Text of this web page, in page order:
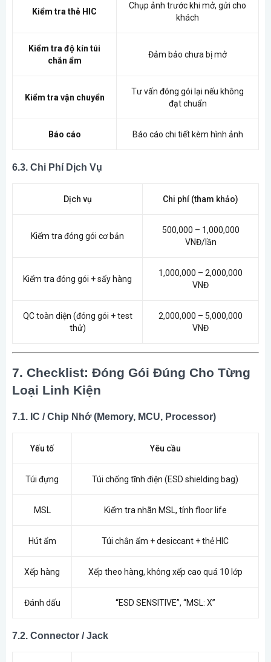
Kiểm tra thẻ HIC
Chụp ảnh trước khi mở, gửi cho
khách
Kiểm tra độ kín túi
chắn ẩm
Đảm bảo chưa bị mở
Kiểm tra vận chuyển
Tư vấn đóng gói lại nếu không
đạt chuẩn
Báo cáo Báo cáo chi tiết kèm hình ảnh
6.3. Chi Phí Dịch Vụ
Dịch vụ Chi phí (tham khảo)
Kiểm tra đóng gói cơ bản
500,000 – 1,000,000
VNĐ/lần
Kiểm tra đóng gói + sấy hàng
1,000,000 – 2,000,000
VNĐ
QC toàn diện (đóng gói + test
thử)
2,000,000 – 5,000,000
VNĐ
7. Checklist: Đóng Gói Đúng Cho Từng
Loại Linh Kiện
7.1. IC / Chip Nhớ (Memory, MCU, Processor)
Yếu tố Yêu cầu
Túi đựng Túi chống tĩnh điện (ESD shielding bag)
MSL Kiểm tra nhãn MSL, tính floor life
Hút ẩm Túi chắn ẩm + desiccant + thẻ HIC
Xếp hàng Xếp theo hàng, không xếp cao quá 10 lớp
Đánh dấu “ESD SENSITIVE”, “MSL: X”
7.2. Connector / Jack